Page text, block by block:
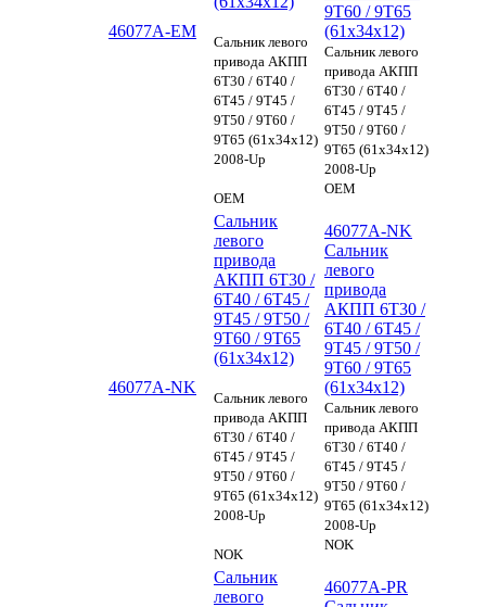
46077A-EM
Сальник левого
привода АКПП
6T30 / 6T40 /
6T45 / 9T45 /
9T50 / 9T60 /
9T65 (61x34x12)
2008-Up
OEM
9T60 / 9T65
(61x34x12)
Сальник левого
привода АКПП
6T30 / 6T40 /
6T45 / 9T45 /
9T50 / 9T60 /
9T65 (61x34x12)
2008-Up
OEM
46077A-NK
Сальник
левого
привода
АКПП 6T30 /
6T40 / 6T45 /
9T45 / 9T50 /
9T60 / 9T65
(61x34x12)
Сальник левого
привода АКПП
6T30 / 6T40 /
6T45 / 9T45 /
9T50 / 9T60 /
9T65 (61x34x12)
2008-Up
NOK
46077A-NK
Сальник
левого
привода
АКПП 6T30 /
6T40 / 6T45 /
9T45 / 9T50 /
9T60 / 9T65
(61x34x12)
Сальник левого
привода АКПП
6T30 / 6T40 /
6T45 / 9T45 /
9T50 / 9T60 /
9T65 (61x34x12)
2008-Up
NOK
Сальник
левого
46077A-PR